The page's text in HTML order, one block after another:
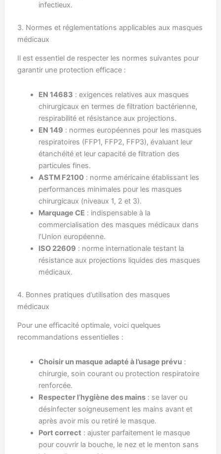
infectieux.
3. Normes et réglementations applicables aux masques
médicaux
Il est essentiel de respecter les normes suivantes pour
garantir une protection efficace :
EN 14683 : exigences relatives aux masques
chirurgicaux en termes de filtration bactérienne,
respirabilité et résistance aux projections.
EN 149 : normes européennes pour les masques
respiratoires (FFP1, FFP2, FFP3), évaluant leur
étanchéité et leur capacité de filtration des
particules fines.
ASTM F2100 : norme américaine établissant les
performances minimales pour les masques
chirurgicaux (niveaux 1, 2 et 3).
Marquage CE : indispensable à la
commercialisation des masques médicaux dans
l’Union européenne.
ISO 22609 : norme internationale testant la
résistance aux projections liquides des masques
médicaux.
4. Bonnes pratiques d’utilisation des masques
médicaux
Pour une efficacité optimale, voici quelques
recommandations essentielles :
Choisir un masque adapté à l’usage prévu :
chirurgie, soin courant ou protection respiratoire
renforcée.
Respecter l’hygiène des mains : se laver ou
désinfecter soigneusement les mains avant et
après avoir mis ou retiré le masque.
Port correct : ajuster parfaitement le masque
pour couvrir la bouche, le nez et le menton sans